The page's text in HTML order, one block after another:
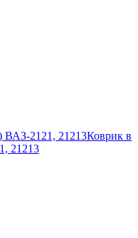
ВАЗ-2121, 21213Коврик в
21213